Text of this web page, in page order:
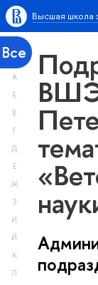
Высшая школа
Все
А
Б
В
Г
Д
Е
Ж
З
И
Й
К
Л
ВШЭ